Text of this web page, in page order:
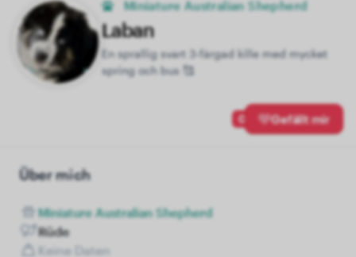
Miniature Australian Shepherd
Laban
En sprallig svart 3-färgad kille med mycket
spring och bus 🥰
0 Gefällt mir
Über mich
Miniature Australian Shepherd
Rüde
Keine Daten